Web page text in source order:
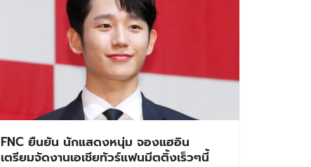
FNC ยืนยัน นักแสดงหนุ่ม จองแฮอิน
เตรียมจัดงานเอเชียทัวร์แฟนมีตติ้งเร็วๆนี้